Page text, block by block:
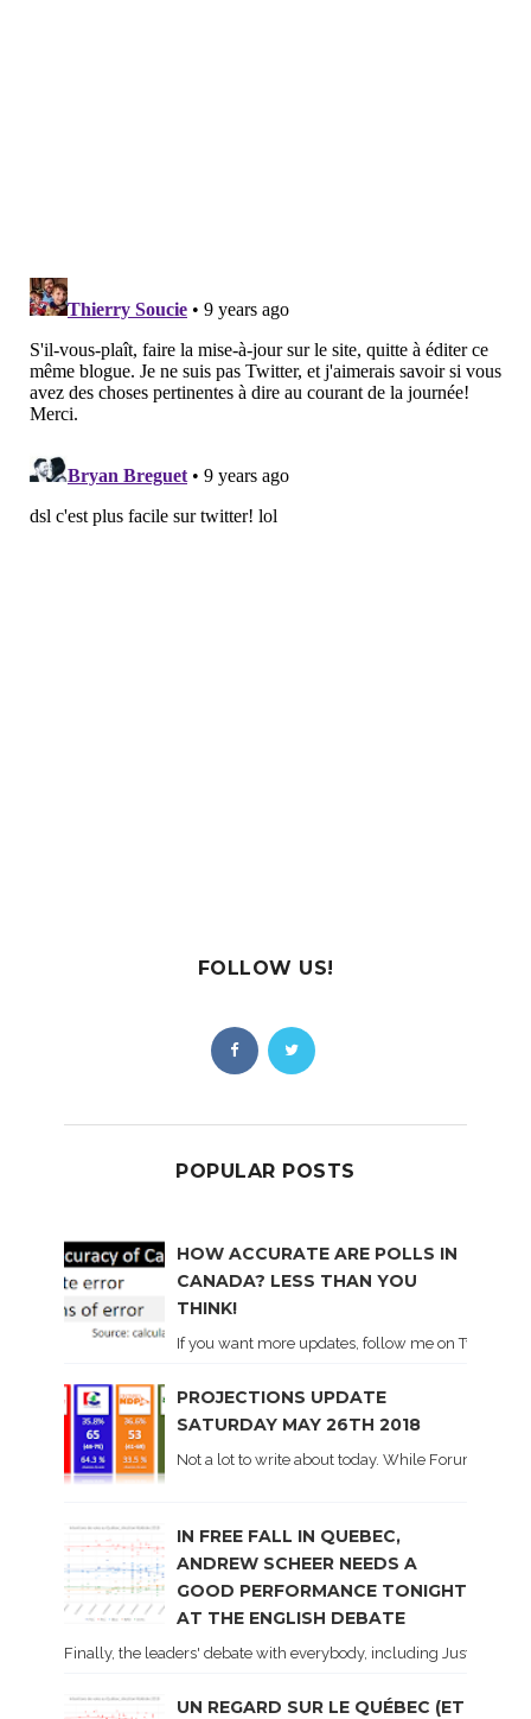
FOLLOW US!
POPULAR POSTS
HOW ACCURATE ARE POLLS IN
CANADA? LESS THAN YOU
THINK!
If you want more updates, follow me on Twitter .
PROJECTIONS UPDATE
SATURDAY MAY 26TH 2018
Not a lot to write about today. While Forum did
IN FREE FALL IN QUEBEC,
ANDREW SCHEER NEEDS A
GOOD PERFORMANCE TONIGHT
AT THE ENGLISH DEBATE
Finally, the leaders' debate with everybody, including Justin
UN REGARD SUR LE QUÉBEC (ET